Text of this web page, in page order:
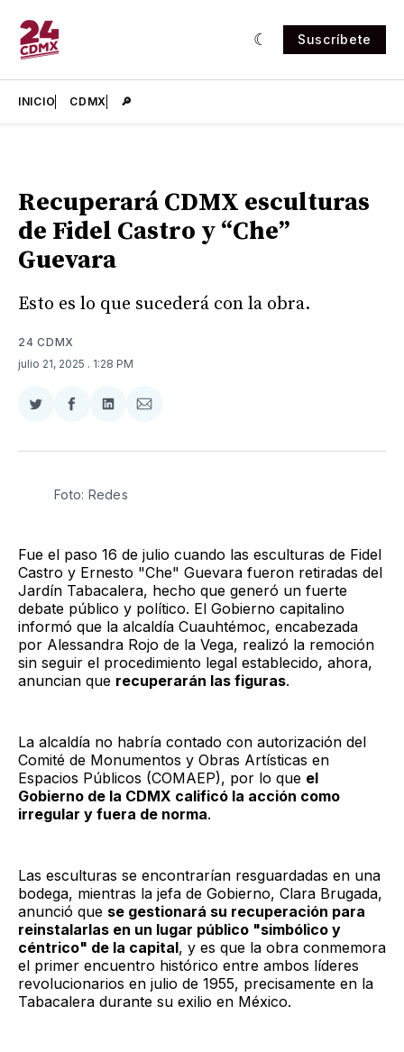
Suscríbete
INICIO CDMX 🔎
Recuperará CDMX esculturas
de Fidel Castro y “Che”
Guevara
Esto es lo que sucederá con la obra.
24 CDMX
julio 21, 2025 . 1:28 PM
Compartir
Twitter
Compartir
Facebook
Compartir
LinkedIn
Compartir
Email
Foto: Redes
Fue el paso 16 de julio cuando las esculturas de Fidel
Castro y Ernesto "Che" Guevara fueron retiradas del
Jardín Tabacalera, hecho que generó un fuerte
debate público y político. El Gobierno capitalino
informó que la alcaldía Cuauhtémoc, encabezada
por Alessandra Rojo de la Vega, realizó la remoción
sin seguir el procedimiento legal establecido, ahora,
anuncian que recuperarán las figuras.
La alcaldía no habría contado con autorización del
Comité de Monumentos y Obras Artísticas en
Espacios Públicos (COMAEP), por lo que el
Gobierno de la CDMX calificó la acción como
irregular y fuera de norma.
Las esculturas se encontrarían resguardadas en una
bodega, mientras la jefa de Gobierno, Clara Brugada,
anunció que se gestionará su recuperación para
reinstalarlas en un lugar público "simbólico y
céntrico" de la capital, y es que la obra conmemora
el primer encuentro histórico entre ambos líderes
revolucionarios en julio de 1955, precisamente en la
Tabacalera durante su exilio en México.